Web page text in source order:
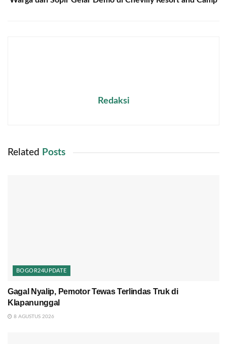
Redaksi
Related Posts
BOGOR24UPDATE
Gagal Nyalip, Pemotor Tewas Terlindas Truk di
Klapanunggal
8 AGUSTUS 2026